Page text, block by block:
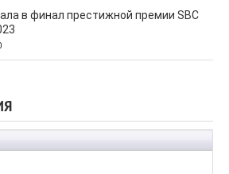
в финал престижной премии SBC